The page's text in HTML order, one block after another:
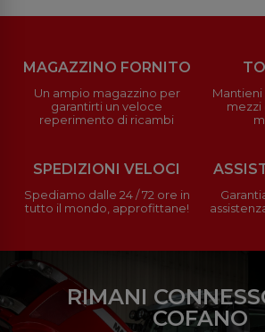
MAGAZZINO FORNITO
Un ampio magazzino per
garantirti un veloce
reperimento di ricambi
mezzi
SPEDIZIONI VELOCI
Spediamo dalle 24 / 72 ore in
tutto il mondo, approfittane!
RIMANI
COFANO